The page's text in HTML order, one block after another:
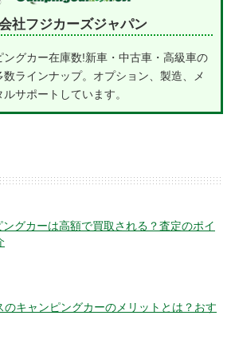
社フジカーズジャパン
ングカー在庫数!新車・中古車・高級車の
ラインナップ。オプション、製造、メ
サポートしています。
グカーは高額で買取される？査定のポイ
のキャンピングカーのメリットとは？おす